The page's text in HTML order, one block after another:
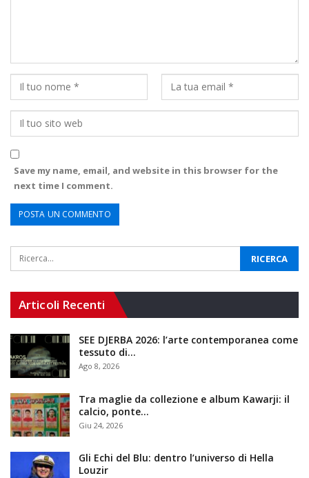
Save my name, email, and website in this browser for the
next time I comment.
Articoli Recenti
SEE DJERBA 2026: l’arte contemporanea come
tessuto di…
Ago 8, 2026
Tra maglie da collezione e album Kawarji: il
calcio, ponte…
Giu 24, 2026
Gli Echi del Blu: dentro l’universo di Hella
Louzir